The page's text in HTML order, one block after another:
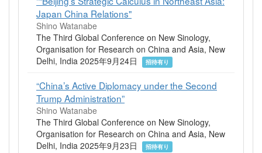
Japan China Relations"
Shino Watanabe
The Third Global Conference on New Sinology,
Organisation for Research on China and Asia, New
Delhi, India 2025年9月24日
招待有り
“China’s Active Diplomacy under the Second
Trump Administration”
Shino Watanabe
The Third Global Conference on New Sinology,
Organisation for Research on China and Asia, New
Delhi, India 2025年9月23日
招待有り